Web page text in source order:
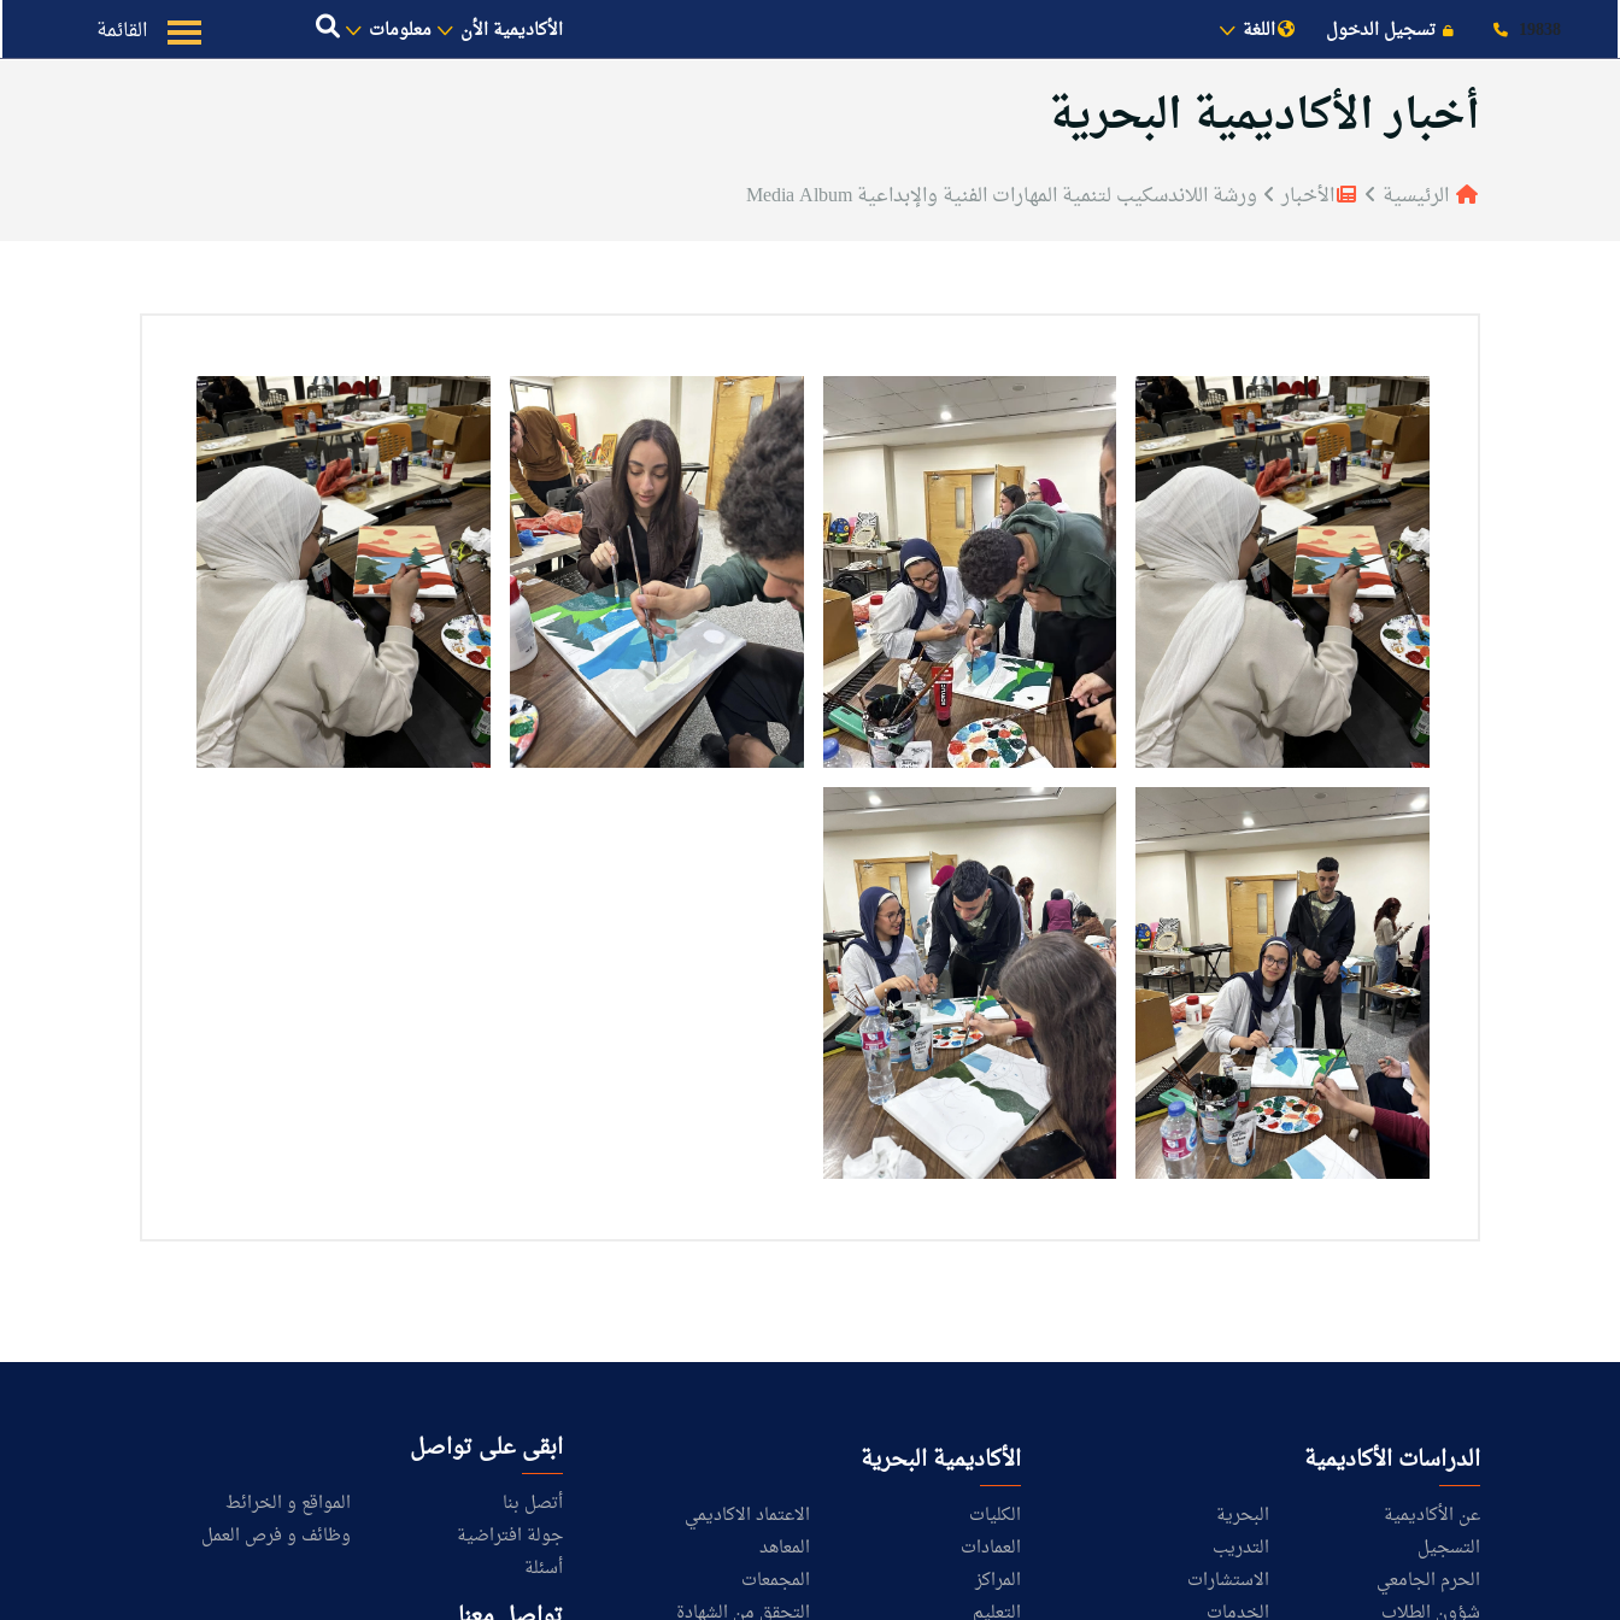
19838 تسجيل الدخول اللغة الأكاديمية الأن معلومات القائمة
القبول والتسجيل
الدراسات الأكاديمية
طلبة الأكاديمية
البحث العلمي
التدريب والخدمة المجتمعية
أخبار الأكاديمية البحرية
الرئيسية الأخبار ورشة اللاندسكيب لتنمية المهارات الفنية والإبداعيةMedia Album
الدراسات الأكاديمية
عن الأكاديمية
البحرية
التسجيل
التدريب
الحرم الجامعي
الاستشارات
الأكاديمية البحرية
الكليات
الاعتماد الاكاديمي
العمادات
المعاهد
المراكز
المجمعات
ابقى على تواصل
أتصل بنا
المواقع و الخرائط
جولة افتراضية
وظائف و فرص العمل
أسئلة